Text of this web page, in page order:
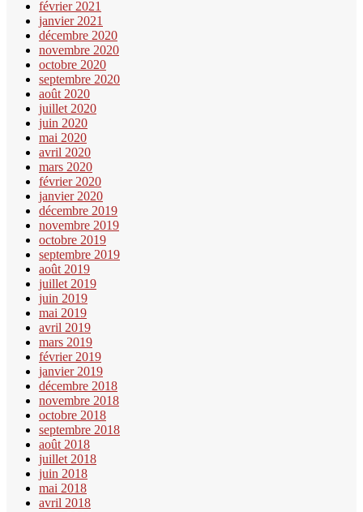
février 2021
janvier 2021
décembre 2020
novembre 2020
octobre 2020
septembre 2020
août 2020
juillet 2020
juin 2020
mai 2020
avril 2020
mars 2020
février 2020
janvier 2020
décembre 2019
novembre 2019
octobre 2019
septembre 2019
août 2019
juillet 2019
juin 2019
mai 2019
avril 2019
mars 2019
février 2019
janvier 2019
décembre 2018
novembre 2018
octobre 2018
septembre 2018
août 2018
juillet 2018
juin 2018
mai 2018
avril 2018